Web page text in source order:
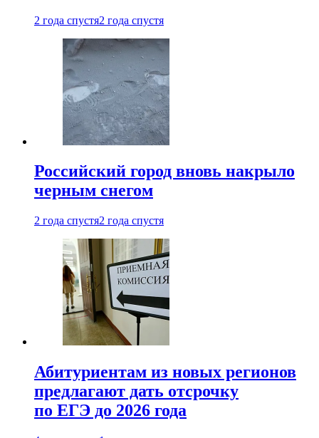
2 года спустя2 года спустя
Российский город вновь накрыло
черным снегом
2 года спустя2 года спустя
Абитуриентам из новых регионов
предлагают дать отсрочку
по ЕГЭ до 2026 года